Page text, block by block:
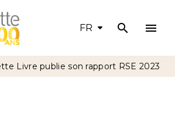
CONTENU
FR search menu
Livre publie son rapport RSE 2023